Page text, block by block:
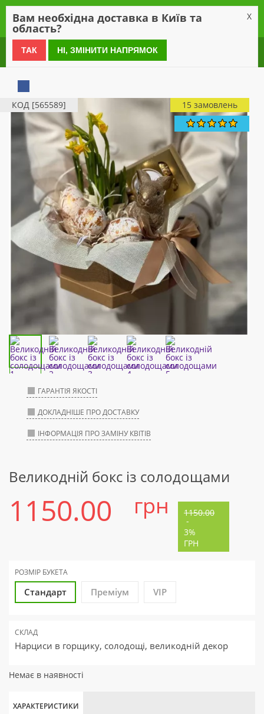
0 800 21 54 55
КОД [565589] 15 замовлень
ГАРАНТІЯ ЯКОСТІ
ДОКЛАДНІШЕ ПРО ДОСТАВКУ
ІНФОРМАЦІЯ ПРО ЗАМІНУ КВІТІВ
Великодній бокс із солодощами
1150.00 грн 1150.00
-
3%
ГРН
РОЗМІР БУКЕТА
Стандарт Преміум VIP
СКЛАД
Нарциси в горщику, солодощі, великодній декор
Немає в наявності
ХАРАКТЕРИСТИКИ
Вам необхідна доставка в Київ та
область?
X
ТАК НІ, ЗМІНИТИ НАПРЯМОК